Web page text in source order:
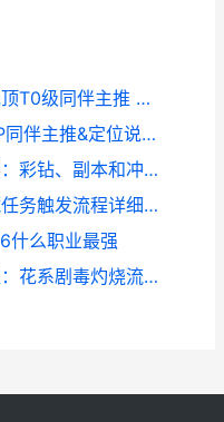
《植物历险记》同伴主推：绝顶T0级同伴主推 植物王国历险记读后感400字
《植物历险记》同伴主推：SP同伴主推&定位说明 植物王国历险记故事
《植物历险记》新人避坑指导：彩钻、副本和冲榜诀窍全解析 植物历险记兑换码
《风之国世界》磐石部落隐藏任务触发流程详细解答 风之国世界下载
什么职业最强
《植物历险记》阵型组合主推：花系剧毒灼烧流阵型组合策略 植物世界历险记